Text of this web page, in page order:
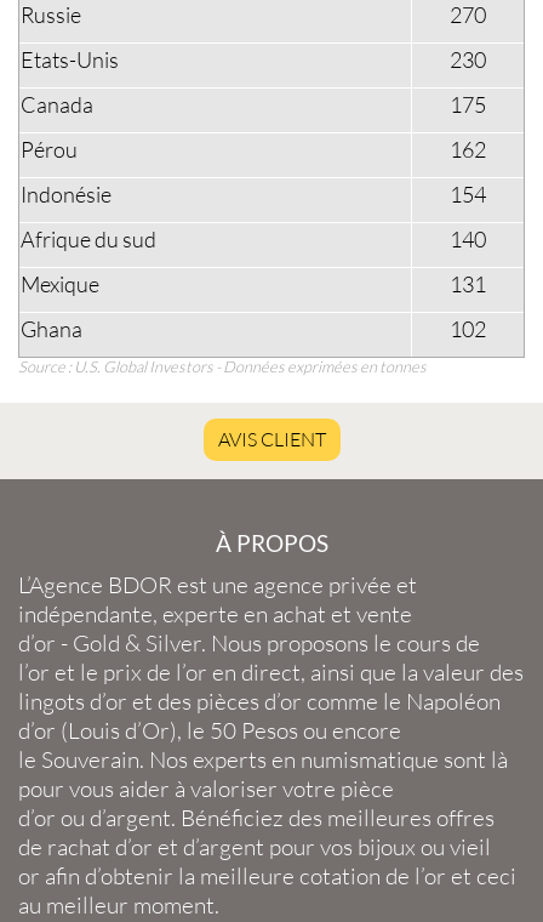
Russie
270
Etats-Unis
230
Canada
175
Pérou
162
Indonésie
154
Afrique du sud
140
Mexique
131
Ghana
102
Source : U.S. Global Investors - Données exprimées en tonnes
AVIS CLIENT
À PROPOS
L’Agence BDOR est une agence privée et
indépendante, experte en achat et vente
d’or - Gold & Silver. Nous proposons le cours de
l’or et le prix de l’or en direct, ainsi que la valeur des
lingots d’or et des pièces d’or comme le Napoléon
d’or (Louis d’Or), le 50 Pesos ou encore
le Souverain. Nos experts en numismatique sont là
pour vous aider à valoriser votre pièce
d’or ou d’argent. Bénéficiez des meilleures offres
de rachat d’or et d’argent pour vos bijoux ou vieil
or afin d’obtenir la meilleure cotation de l’or et ceci
au meilleur moment.